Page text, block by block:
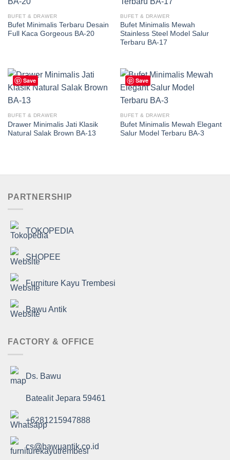
BUFET & DRAWER
Bufet Minimalis Terbaru Desain
Full Kaca Gorgeous BA-20
BUFET & DRAWER
Bufet Minimalis Mewah
Stainless Steel Model Salur
Terbaru BA-17
Save
BUFET & DRAWER
Drawer Minimalis Jati Klasik
Natural Salak Brown BA-13
Save
BUFET & DRAWER
Bufet Minimalis Mewah Elegant
Salur Model Terbaru BA-3
PARTNERSHIP
TOKOPEDIA
SHOPEE
Furniture Kayu Trembesi
Bawu Antik
FACTORY & OFFICE
Ds. Bawu
Batealit Jepara 59461
+6281215947888
cs@bawuantik.co.id